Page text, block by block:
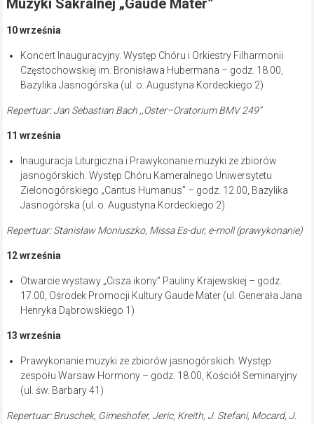
Muzyki Sakralnej „Gaude Mater”
10 września
Koncert Inauguracyjny. Występ Chóru i Orkiestry Filharmonii
Częstochowskiej im. Bronisława Hubermana – godz. 18.00,
Bazylika Jasnogórska (ul. o. Augustyna Kordeckiego 2)
Repertuar: Jan Sebastian Bach ,,Oster–Oratorium BMV 249”
11 września
Inauguracja Liturgiczna i Prawykonanie muzyki ze zbiorów
jasnogórskich. Występ Chóru Kameralnego Uniwersytetu
Zielonogórskiego „Cantus Humanus” – godz. 12.00, Bazylika
Jasnogórska (ul. o. Augustyna Kordeckiego 2)
Repertuar: Stanisław Moniuszko, Missa Es-dur, e-moll (prawykonanie)
12 września
Otwarcie wystawy „Cisza ikony” Pauliny Krajewskiej – godz.
17.00, Ośrodek Promocji Kultury Gaude Mater (ul. Generała Jana
Henryka Dąbrowskiego 1)
13 września
Prawykonanie muzyki ze zbiorów jasnogórskich. Występ
zespołu Warsaw Hormony – godz. 18.00, Kościół Seminaryjny
(ul. św. Barbary 41)
Repertuar: Bruschek, Gimeshofer, Jeric, Kreith, J. Stefani, Mocard, J.